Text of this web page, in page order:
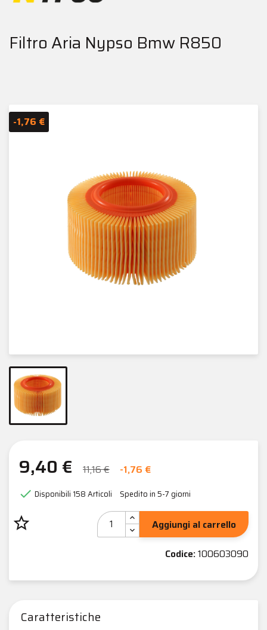
Filtro Aria Nypso Bmw R850
-1,76 €
9,40 € 11,16 € -1,76 €
 Disponibili 158 Articoli Spedito in 5-7 giorni
star_border
Aggiungi al carrello
Codice:100603090
Caratteristiche